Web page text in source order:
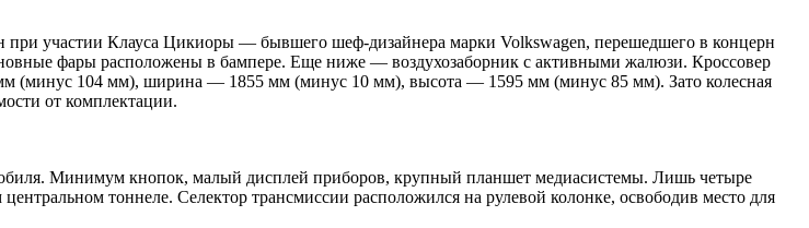
при участии Клауса Цикиоры — бывшего шеф-дизайнера марки Volkswagen, перешедшего в концерн
фары расположены в бампере. Еще ниже — воздухозаборник с активными жалюзи. Кроссовер
(минус 104 мм), ширина — 1855 мм (минус 10 мм), высота — 1595 мм (минус 85 мм). Зато колесная
от комплектации.
Минимум кнопок, малый дисплей приборов, крупный планшет медиасистемы. Лишь четыре
тоннеле. Селектор трансмиссии расположился на рулевой колонке, освободив место для